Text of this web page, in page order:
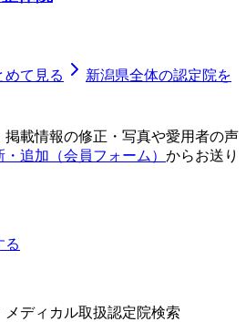
めて見る 新潟県全体の認定院を
掲載情報の修正・写真や愛用者の声
追加（会員フォーム） からお送り
る
ディカル取扱認定院検索